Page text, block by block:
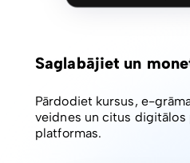
Saglabājiet un
Pārdodiet kursus, e-
veidnes un citus digitālos
platformas.